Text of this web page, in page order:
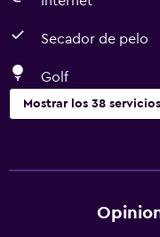
Secador de pelo
Golf
Mostrar los 38 servicios
Wifi gratis